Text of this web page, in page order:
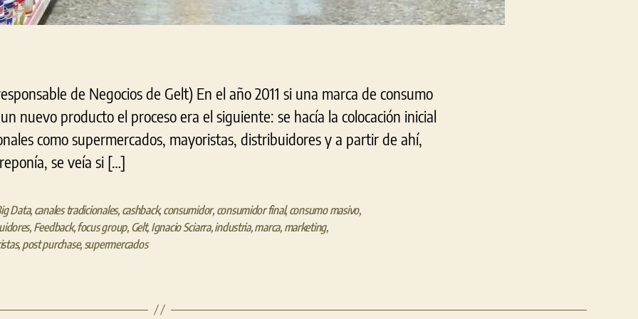
de Negocios de Gelt) En el año 2011 si una marca de consumo
nuevo producto el proceso era el siguiente: se hacía la colocación inicial
como supermercados, mayoristas, distribuidores y a partir de ahí,
se veía si […]
Data, canales tradicionales, cashback,consumidor, consumidor final,consumo masivo,
, Feedback,focus group, Gelt,Ignacio Sciarra,industria,marca, marketing,
, post purchase, supermercados